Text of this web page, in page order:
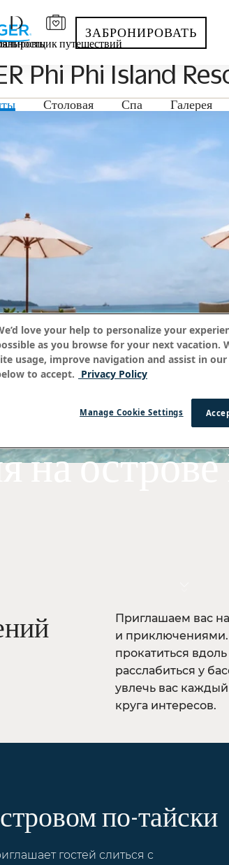
путешествий
ЗАБРОНИРОВАТЬ
Phi Phi Island
Столовая Спа Галерея
на
Приглашаем вас
и приключениями.
прокатиться
расслабиться у
увлечь вас
круга интересов.
по-тайски
гостей слиться с
love your help to personalize your
as you browse for your next vacation.
usage, improve navigation and assist in
to accept. Privacy Policy
Manage Cookie Settings